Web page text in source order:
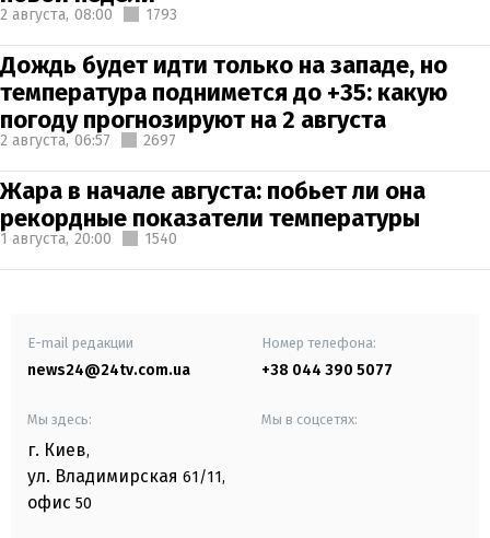
2 августа, 08:00 1793
Дождь будет идти только на западе, но
температура поднимется до +35: какую
погоду прогнозируют на 2 августа
2 августа, 06:57 2697
Жара в начале августа: побьет ли она
рекордные показатели температуры
1 августа, 20:00 1540
E-mail редакции
news24@24tv.com.ua
Номер телефона:
+38 044 390 5077
Мы здесь:
г. Киев,
ул. Владимирская 61/11,
офис 50
Мы в соцсетях: